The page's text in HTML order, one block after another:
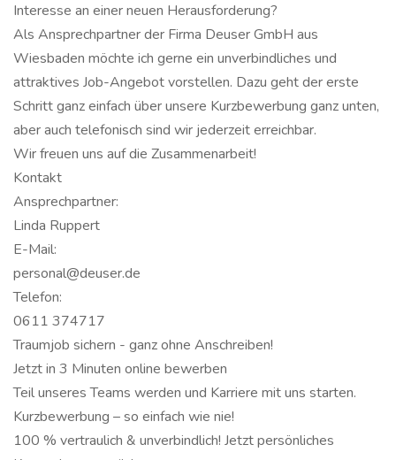
Interesse an einer neuen Herausforderung?
Als Ansprechpartner der Firma Deuser GmbH aus
Wiesbaden möchte ich gerne ein unverbindliches und
attraktives Job-Angebot vorstellen. Dazu geht der erste
Schritt ganz einfach über unsere Kurzbewerbung ganz unten,
aber auch telefonisch sind wir jederzeit erreichbar.
Wir freuen uns auf die Zusammenarbeit!
Kontakt
Ansprechpartner:
Linda Ruppert
E-Mail:
personal@deuser.de
Telefon:
0611 374717
Traumjob sichern - ganz ohne Anschreiben!
Jetzt in 3 Minuten online bewerben
Teil unseres Teams werden und Karriere mit uns starten.
Kurzbewerbung – so einfach wie nie!
100 % vertraulich & unverbindlich! Jetzt persönliches